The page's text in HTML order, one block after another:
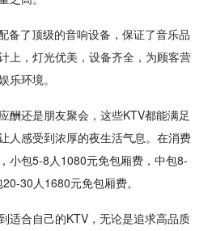
备了顶级的音响设备，保证了音乐品
上，灯光优美，设备齐全，为顾客营
乐环境。
酬还是朋友聚会，这些KTV都能满足
人感受到浓厚的夜生活气息。在消费
小包5-8人1080元免包厢费，中包8-
30人1680元免包厢费。
适合自己的KTV，无论是追求高品质